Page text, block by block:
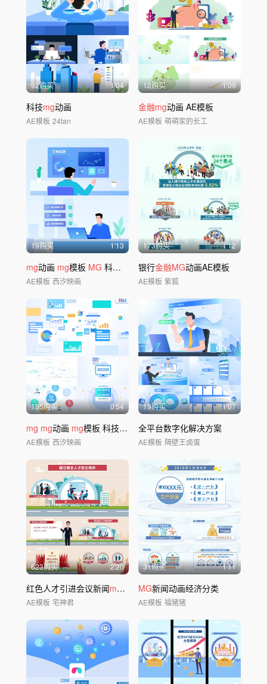
92购买 1'04
科技mg动画
AE模板 24tan
12购买 1'09
金融mg动画 AE模板
AE模板 萌萌家的长工
19购买 1'13
mg动画 mg模板 MG 科技
AE模板 西汐映画
173购买 1'12
银行金融MG动画AE模板
AE模板 紫狐
155购买 0'54
mg mg动画 mg模板 科技mg
AE模板 西汐映画
19购买 1'07
全平台数字化解决方案
AE模板 隔壁王卤蛋
623购买 2'20
红色人才引进会议新闻mg 模板
AE模板 宅神君
31购买 1'11
MG新闻动画经济分类
AE模板 福猪猪